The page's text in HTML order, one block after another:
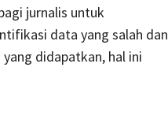
jurnalis untuk
data yang salah dan
didapatkan, hal ini